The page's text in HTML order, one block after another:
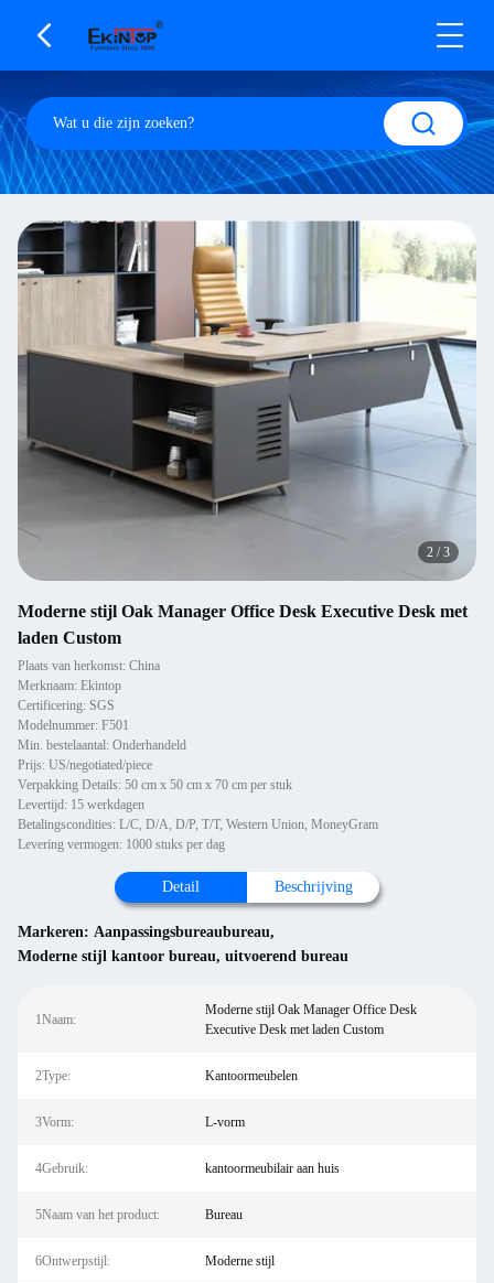
2 /3
Moderne stijl Oak Manager Office Desk Executive Desk met
laden Custom
Plaats van herkomst: China
Merknaam: Ekintop
Certificering: SGS
Modelnummer: F501
Min. bestelaantal: Onderhandeld
Prijs: US/negotiated/piece
Verpakking Details: 50 cm x 50 cm x 70 cm per stuk
Levertijd: 15 werkdagen
Betalingscondities: L/C, D/A, D/P, T/T, Western Union, MoneyGram
Levering vermogen: 1000 stuks per dag
Detail Beschrijving
Markeren: Aanpassingsbureaubureau,
Moderne stijl kantoor bureau, uitvoerend bureau
1Naam:
Moderne stijl Oak Manager Office Desk
Executive Desk met laden Custom
2Type: Kantoormeubelen
3Vorm: L-vorm
4Gebruik: kantoormeubilair aan huis
5Naam van het product: Bureau
6Ontwerpstijl: Moderne stijl